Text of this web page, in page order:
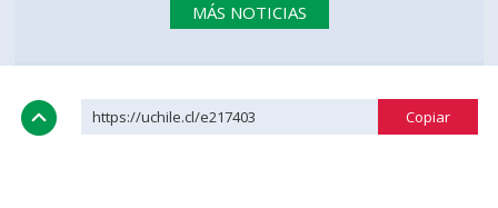
MÁS NOTICIAS
https://uchile.cl/e217403